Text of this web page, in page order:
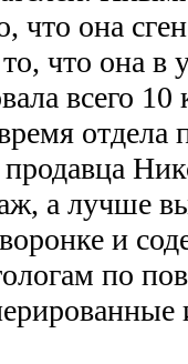
что она
что она в
всего
а лучше
и
по